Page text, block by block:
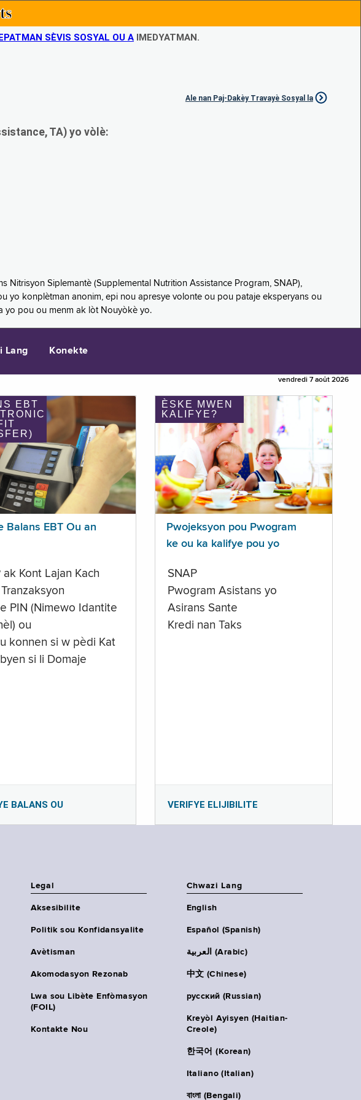
SÈVIS SOSYAL OU A IMEDYATMAN.
Ale nan Paj-Dakèy Travayè Sosyal la
TA) yo vòlè:
Siplemantè (Supplemental Nutrition Assistance Program, SNAP),
yo konplètman anonim, epi nou apresye volonte ou pou pataje eksperyans ou
yo pou ou menm ak lòt Nouyòkè yo.
Lang Konekte
vendredi 7 août 2026
EBT
Balans EBT Ou an
ak Kont Lajan Kach
Tranzaksyon
PIN (Nimewo Idantite
ou
konnen si w pèdi Kat
si li Domaje
BALANS OU
ÈSKE MWEN
KALIFYE?
Pwojeksyon pou Pwogram
ke ou ka kalifye pou yo
SNAP
Pwogram Asistans yo
Asirans Sante
Kredi nan Taks
VERIFYE ELIJIBILITE
Legal
Aksesibilite
Politik sou Konfidansyalite
Avètisman
Akomodasyon Rezonab
Lwa sou Libète Enfòmasyon
(FOIL)
Kontakte Nou
Chwazi Lang
English
Español (Spanish)
العربية (Arabic)
中文 (Chinese)
русский (Russian)
Kreyòl Ayisyen (Haitian-
Creole)
한국어 (Korean)
Italiano (Italian)
বাংলা (Bengali)